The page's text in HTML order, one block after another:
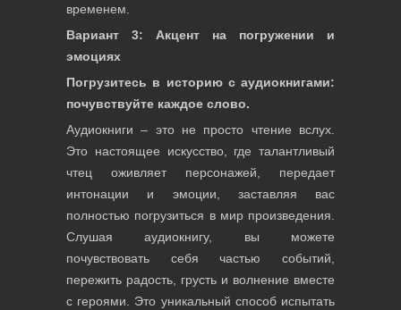
временем.
Вариант 3: Акцент на погружении и
эмоциях
Погрузитесь в историю с аудиокнигами:
почувствуйте каждое слово.
Аудиокниги – это не просто чтение вслух.
Это настоящее искусство, где талантливый
чтец оживляет персонажей, передает
интонации и эмоции, заставляя вас
полностью погрузиться в мир произведения.
Слушая аудиокнигу, вы можете
почувствовать себя частью событий,
пережить радость, грусть и волнение вместе
с героями. Это уникальный способ испытать